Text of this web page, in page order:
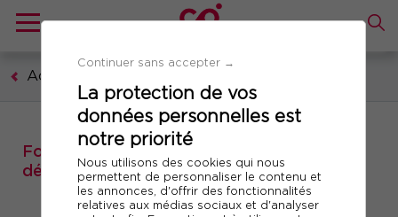
Continuer sans accepter →
La protection de vos
données personnelles est
notre priorité
Nous utilisons des cookies qui nous
permettent de personnaliser le contenu et
les annonces, d'offrir des fonctionnalités
relatives aux médias sociaux et d'analyser
Achats et services généraux
Formation : Réussir le pilotage des
déménagements dans votre entreprise